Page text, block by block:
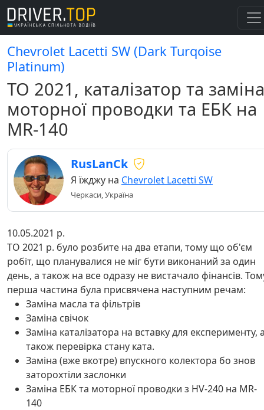
Chevrolet Lacetti SW (Dark Turqoise
Platinum)
ТО 2021, каталізатор та заміна
моторної проводки та ЕБК на
MR-140
RusLanCk
Я їжджу на Chevrolet Lacetti SW
Черкаси, Україна
10.05.2021 р.
ТО 2021 р. було розбите на два етапи, тому що об'єм
робіт, що планувалися не міг бути виконаний за один
день, а також на все одразу не вистачало фінансів.
перша частина була присвячена наступним речам:
Заміна масла та фільтрів
Заміна свічок
Заміна каталізатора на вставку для експерименту,
також перевірка стану ката.
Заміна (вже вкотре) впускного колектора бо знов
заторохтіли заслонки
Заміна ЕБК та моторної проводки з HV-240 на MR-
140